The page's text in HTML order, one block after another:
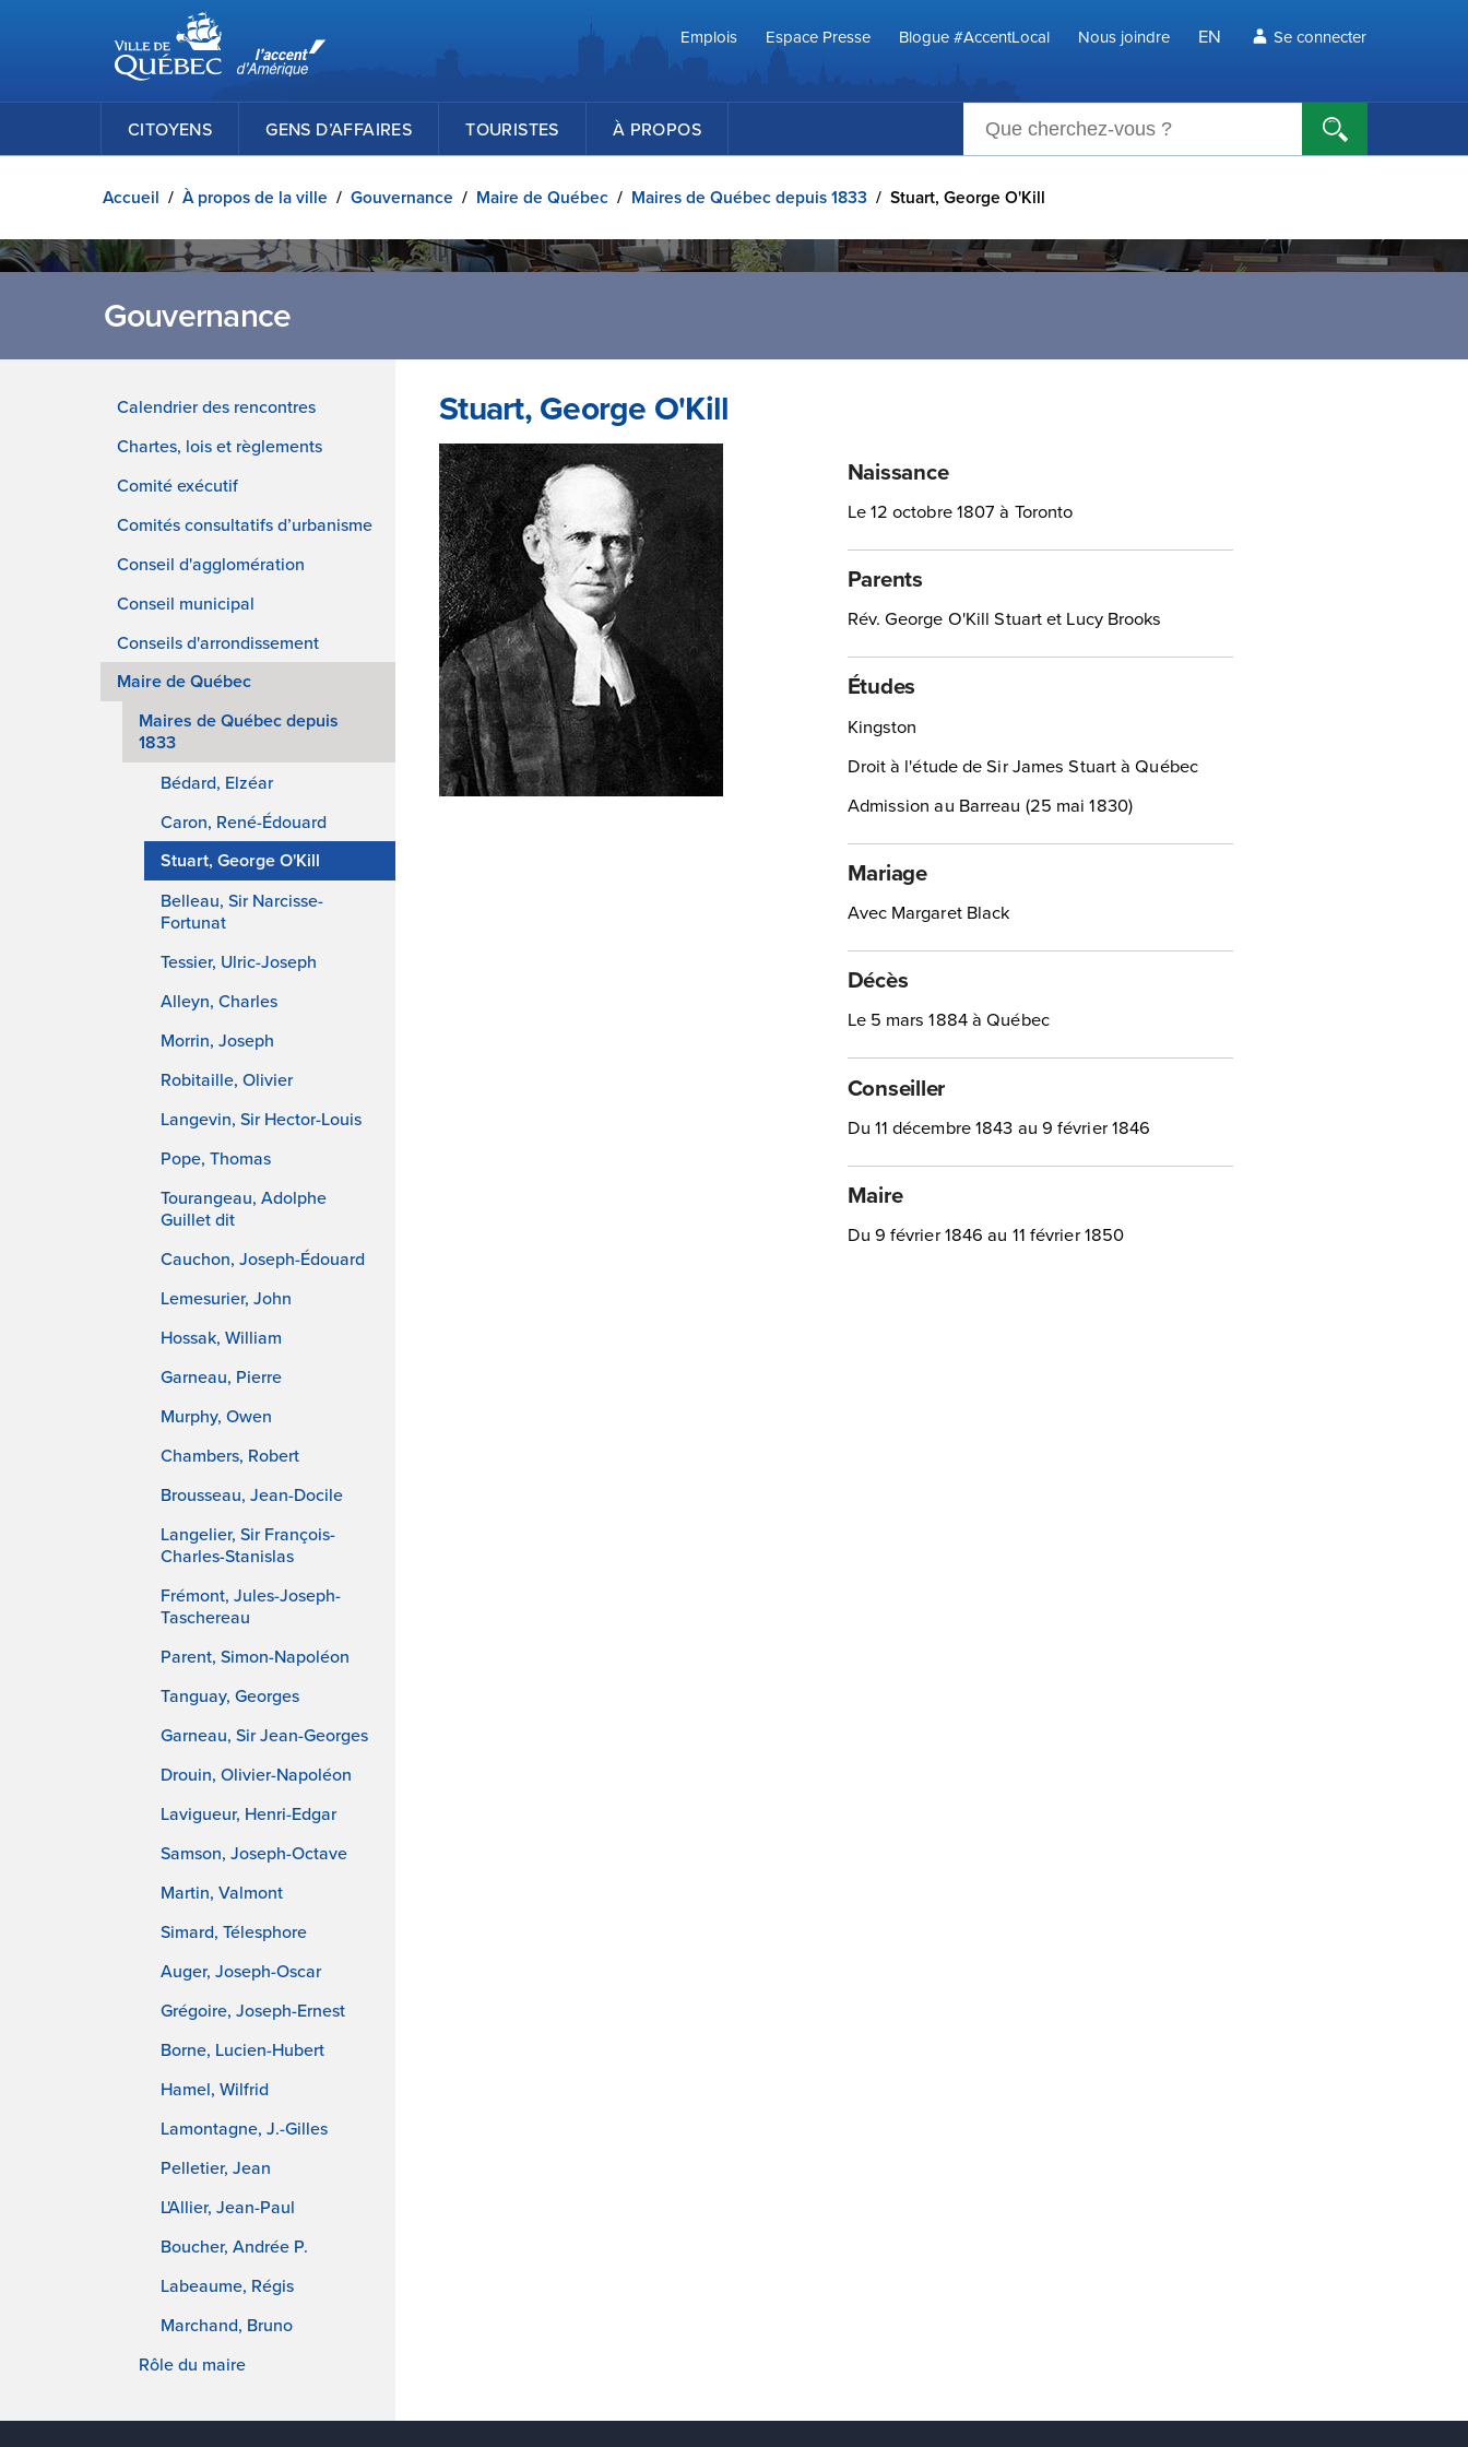
Passer au contenu principal
Ville de Québec
Emplois
Espace Presse Blogue #AccentLocal Nous joindre EN Se connecter
CITOYENS GENS D’AFFAIRES TOURISTES À PROPOS
Accueil / À propos de la ville / Gouvernance / Maire de Québec / Maires de Québec depuis 1833 / Stuart, George O'Kill
Gouvernance
Calendrier des rencontres
Chartes, lois et règlements
Comité exécutif
Comités consultatifs d’urbanisme
Conseil d'agglomération
Conseil municipal
Conseils d'arrondissement
Maire de Québec
Maires de Québec depuis
1833
Bédard, Elzéar
Caron, René-Édouard
Stuart, George O'Kill
Belleau, Sir Narcisse-
Fortunat
Tessier, Ulric-Joseph
Alleyn, Charles
Morrin, Joseph
Robitaille, Olivier
Langevin, Sir Hector-Louis
Pope, Thomas
Tourangeau, Adolphe
Guillet dit
Cauchon, Joseph-Édouard
Lemesurier, John
Hossak, William
Garneau, Pierre
Murphy, Owen
Chambers, Robert
Brousseau, Jean-Docile
Langelier, Sir François-
Charles-Stanislas
Frémont, Jules-Joseph-
Taschereau
Parent, Simon-Napoléon
Tanguay, Georges
Garneau, Sir Jean-Georges
Drouin, Olivier-Napoléon
Lavigueur, Henri-Edgar
Samson, Joseph-Octave
Martin, Valmont
Simard, Télesphore
Auger, Joseph-Oscar
Grégoire, Joseph-Ernest
Borne, Lucien-Hubert
Hamel, Wilfrid
Lamontagne, J.-Gilles
Pelletier, Jean
L'Allier, Jean-Paul
Boucher, Andrée P.
Labeaume, Régis
Marchand, Bruno
Rôle du maire
Stuart, George O'Kill
Naissance
Le 12 octobre 1807 à Toronto
Parents
Rév. George O'Kill Stuart et Lucy Brooks
Études
Kingston
Droit à l'étude de Sir James Stuart à Québec
Admission au Barreau (25 mai 1830)
Mariage
Avec Margaret Black
Décès
Le 5 mars 1884 à Québec
Conseiller
Du 11 décembre 1843 au 9 février 1846
Maire
Du 9 février 1846 au 11 février 1850